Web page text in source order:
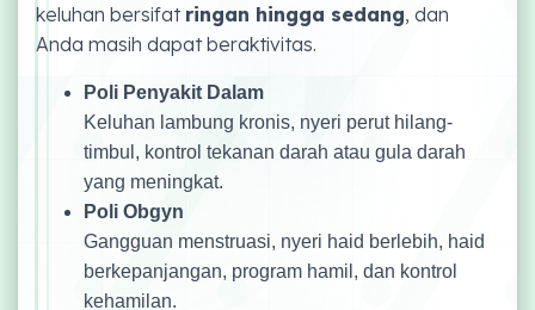
keluhan bersifat ringan hingga sedang, dan
Anda masih dapat beraktivitas.
Poli Penyakit Dalam
Keluhan lambung kronis, nyeri perut hilang-
timbul, kontrol tekanan darah atau gula darah
yang meningkat.
Poli Obgyn
Gangguan menstruasi, nyeri haid berlebih, haid
berkepanjangan, program hamil, dan kontrol
kehamilan.